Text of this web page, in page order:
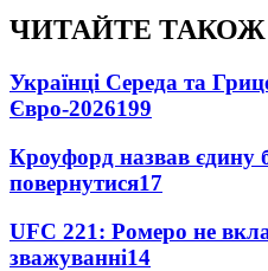
ЧИТАЙТЕ ТАКОЖ
Українці Середа та
Євро-2026199
Кроуфорд назвав єдину
повернутися17
UFC 221: Ромеро не
зважуванні14